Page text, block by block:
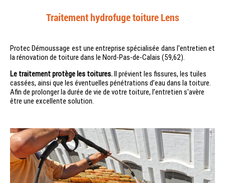
Traitement hydrofuge toiture Lens
Protec Démoussage est une entreprise spécialisée dans l'entretien et
la rénovation de toiture dans le Nord-Pas-de-Calais (59,62).
Le traitement protège les toitures.Il prévient les fissures, les tuiles
cassées, ainsi que les éventuelles pénétrations d’eau dans la toiture.
Afin de prolonger la durée de vie de votre toiture, l’entretien s'avère
être une excellente solution.